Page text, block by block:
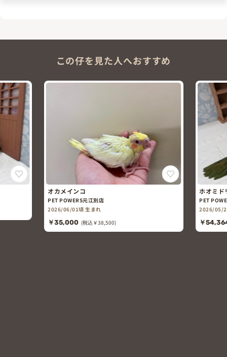
この仔を見た人へおすすめ
オカメインコ
PET POWERS元江別店
2026/06/01頃 生まれ
￥35,000 (税込￥38,500)
ホオミド
PET
2026/05/
￥